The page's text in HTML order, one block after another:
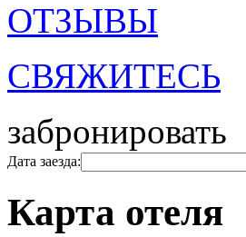
ОТЗЫВЫ
СВЯЖИТЕСЬ
забронировать
Дата заезда:
Карта отеля